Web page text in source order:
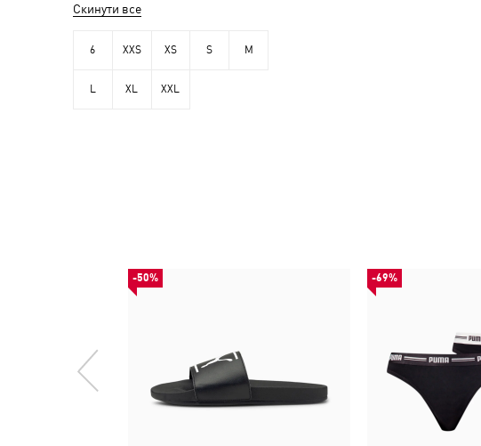
Скинути все
6 XXS XS S M
L XL XXL
-50% -69%